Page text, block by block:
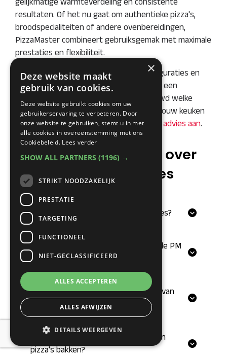
resultaten. Of het nu gaat om authentieke pizza's,
broodspecialiteiten of andere ovenbereidingen,
PizzaMaster combineert gebruiksgemak met maximale
prestaties en flexibiliteit.
Met een breed scala aan modellen, configuraties en
capaciteiten is er voor iedere horecazaak een
passende oplossing beschikbaar. Benieuwd welke
PizzaMaster oven het beste aansluit bij jouw keuken
en productiecapaciteit? Vraag vrijblijvend advies aan.
Veelgestelde vragen over
PizzaMaster 900 Series
Wat is de diepte van de PM 900 Series?
In welke breedtes en vermogens is de PM
900 Series leverbaar?
Wat is de maximale baktemperatuur van
een PM 900 oven?
Kan je in een PizzaMaster oven alleen
pizza's bakken?
×
Deze website maakt
gebruik van cookies.
Deze website gebruikt cookies om uw
gebruikerservaring te verbeteren. Door
onze website te gebruiken, stemt u in met
alle cookies in overeenstemming met ons
Cookiebeleid. Lees verder
SHOW ALL PARTNERS (1196) →
STRIKT NOODZAKELIJK
PRESTATIE
TARGETING
FUNCTIONEEL
NIET-GECLASSIFICEERD
ALLES ACCEPTEREN
ALLES AFWIJZEN
DETAILS WEERGEVEN